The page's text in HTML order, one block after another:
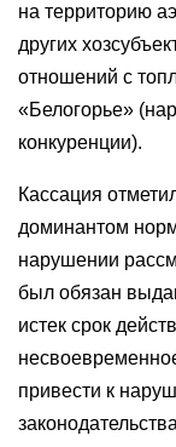
на территорию
других
отношений с
«Белогорье»
конкуренции).
Кассация
доминантом норм
нарушении
был обязан
истек срок
привести к